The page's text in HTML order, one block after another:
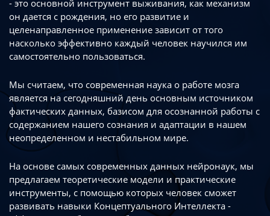
- это основной инструмент выживания, как механизм
он дается с рождения, но его развитие и
целенаправленное применение зависит от того
насколько эффективно каждый человек научился им
самостоятельно пользоваться.
Мы считаем, что современная наука о работе мозга
является на сегодняшний день основным источником
фактических данных, базисом для осознанной работы с
содержанием нашего сознания и адаптации в нашем
неопределенном и нестабильном мире.
На основе самых современных данных нейронаук, мы
предлагаем теоретические модели и практические
инструменты, с помощью которых человек сможет
развивать навыки Концептуального Интеллекта -